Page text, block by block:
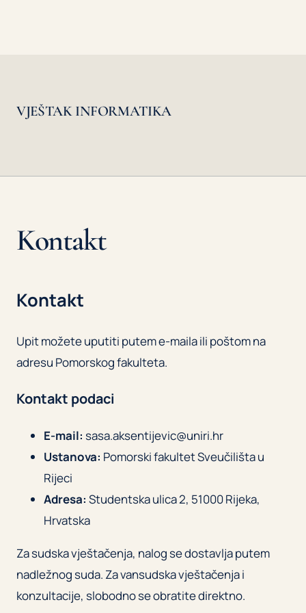
VJEŠTAK INFORMATIKA
Kontakt
Kontakt
Upit možete uputiti putem e-maila ili poštom na
adresu Pomorskog fakulteta.
Kontakt podaci
E-mail: sasa.aksentijevic@uniri.hr
Ustanova: Pomorski fakultet Sveučilišta u
Rijeci
Adresa: Studentska ulica 2, 51000 Rijeka,
Hrvatska
Za sudska vještačenja, nalog se dostavlja putem
nadležnog suda. Za vansudska vještačenja i
konzultacije, slobodno se obratite direktno.